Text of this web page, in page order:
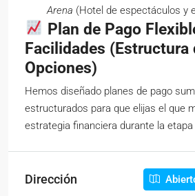
Arena (Hotel de espectáculos y
Plan de Pago
Facilidades (Estructura
Opciones)
Hemos diseñado planes de pago
estructurados para que elijas el que
estrategia financiera durante la
Dirección